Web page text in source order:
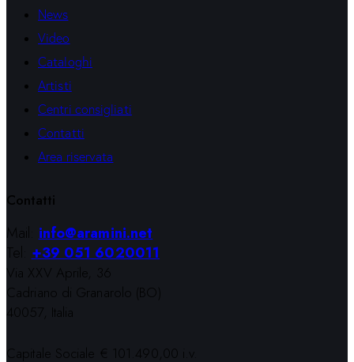
News
Video
Cataloghi
Artisti
Centri consigliati
Contatti
Area riservata
Contatti
Mail:info@aramini.net
Tel:+39 051 6020011
Via XXV Aprile, 36
Cadriano di Granarolo (BO)
40057, Italia
Capitale Sociale € 101.490,00 i.v.